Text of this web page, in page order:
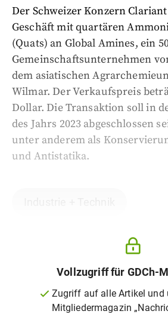
Der Schweizer Konzern
Geschäft mit quartären
(Quats) an Global Amines, ein
Gemeinschaftsunternehmen
dem asiatischen
Wilmar. Der Verkaufspreis
Dollar. Die Transaktion soll in
des Jahrs 2023 abgeschlossen
unter anderem als
und Antistatika.
Vollzugriff für GDCh-
Zugriff auf alle Artikel und
Mitgliedermagazin